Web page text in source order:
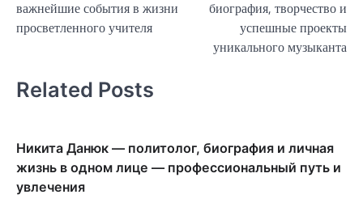
записям
важнейшие события в жизни
просветленного учителя
биография, творчество и
успешные проекты
уникального музыканта
Related Posts
Никита Данюк — политолог, биография и личная
жизнь в одном лице — профессиональный путь и
увлечения